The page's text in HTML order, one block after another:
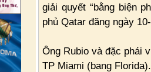
giải quyết “bằng biện
phủ Qatar đăng ngày
Ông Rubio và đặc phái
TP Miami (bang Florida).